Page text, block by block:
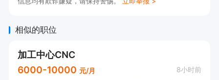
相似的职位
加工中心CNC
6000-10000 元/月 8小时前